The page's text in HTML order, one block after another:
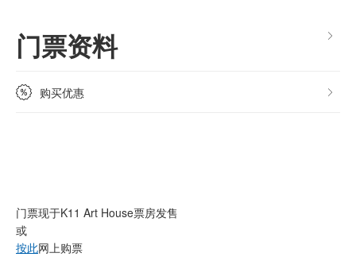
门票资料
购买优惠
门票现于K11 Art House票房发售
或
按此网上购票